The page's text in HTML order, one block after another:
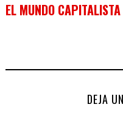
EL MUNDO
DEJA